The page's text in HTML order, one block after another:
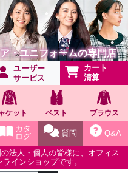
・ユニフォームの専門店
ユーザー
サービス
カート
清算
ケット ベスト ブラウス
Q&A
質問
カタ
ログ
法人・個人の皆様に、オフィス
インショップです。